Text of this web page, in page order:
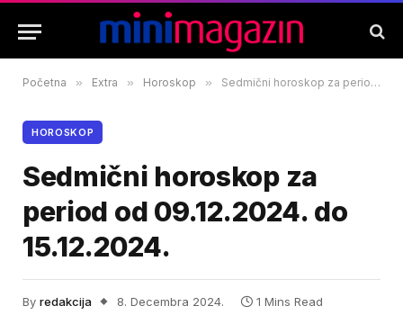
Početna » Extra » Horoskop » Sedmični horoskop za period od 09.12.2024. do 15.12.2024.
HOROSKOP
Sedmični horoskop za
period od 09.12.2024. do
15.12.2024.
By redakcija 8. Decembra 2024. 1 Mins Read